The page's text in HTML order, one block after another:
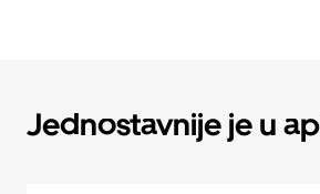
Jednostavnije je u